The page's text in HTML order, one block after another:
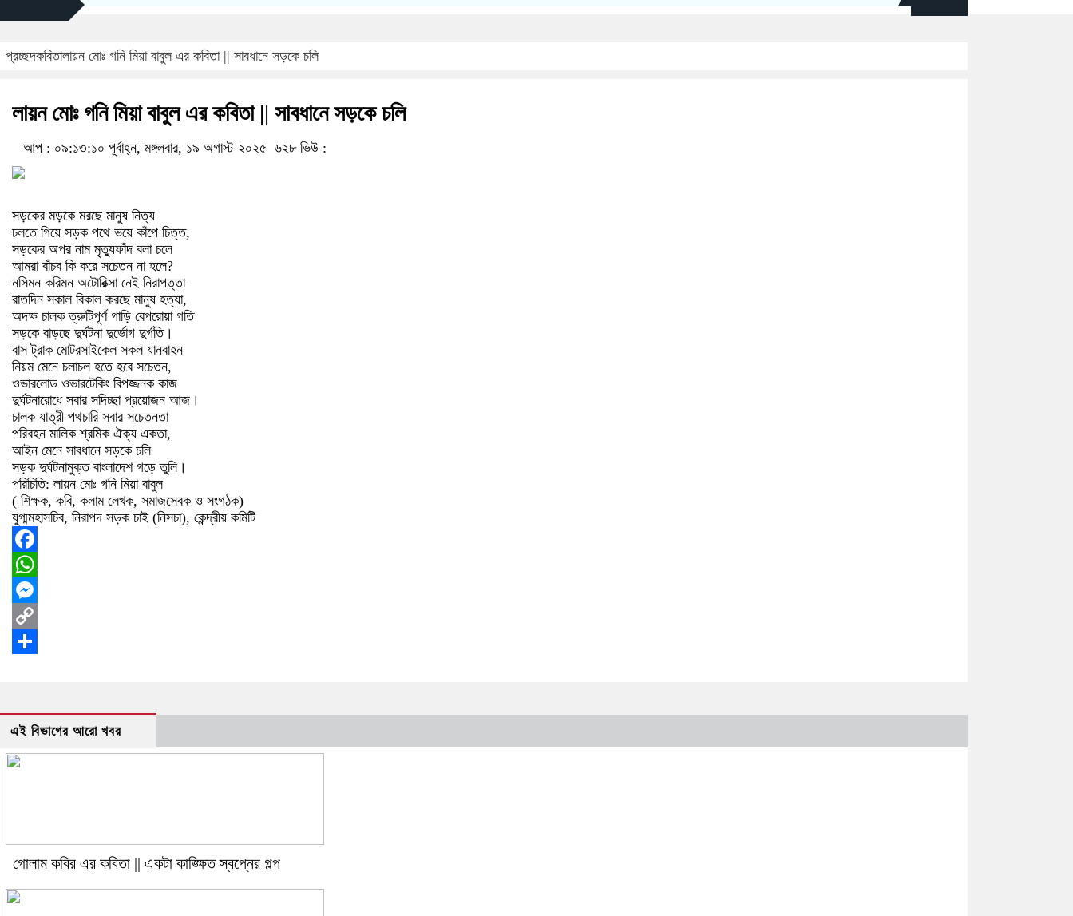
প্রচ্ছদকবিতালায়ন মোঃ গনি মিয়া বাবুল এর কবিতা || সাবধানে সড়কে চলি
লায়ন মোঃ গনি মিয়া বাবুল এর কবিতা || সাবধানে সড়কে চলি
আপ : ০৯:১৩:১০ পূর্বাহ্ন, মঙ্গলবার, ১৯ অগাস্ট ২০২৫ ৬২৮ ভিউ :
সড়কের মড়কে মরছে মানুষ নিত্য
চলতে গিয়ে সড়ক পথে ভয়ে কাঁপে চিত্ত,
সড়কের অপর নাম মৃত্যুফাঁদ বলা চলে
আমরা বাঁচব কি করে সচেতন না হলে?
নসিমন করিমন অটোরিক্সা নেই নিরাপত্তা
রাতদিন সকাল বিকাল করছে মানুষ হত্যা,
অদক্ষ চালক ত্রুটিপূর্ণ গাড়ি বেপরোয়া গতি
সড়কে বাড়ছে দুর্ঘটনা দুর্ভোগ দুর্গতি।
বাস ট্রাক মোটরসাইকেল সকল যানবাহন
নিয়ম মেনে চলাচল হতে হবে সচেতন,
ওভারলোড ওভারটেকিং বিপজ্জনক কাজ
দুর্ঘটনারোধে সবার সদিচ্ছা প্রয়োজন আজ।
চালক যাত্রী পথচারি সবার সচেতনতা
পরিবহন মালিক শ্রমিক ঐক্য একতা,
আইন মেনে সাবধানে সড়কে চলি
সড়ক দুর্ঘটনামুক্ত বাংলাদেশ গড়ে তুলি।
পরিচিতি: লায়ন মোঃ গনি মিয়া বাবুল
( শিক্ষক, কবি, কলাম লেখক, সমাজসেবক ও সংগঠক)
যুগ্মমহাসচিব, নিরাপদ সড়ক চাই (নিসচা), কেন্দ্রীয় কমিটি
Facebook
WhatsApp
Messenger
Copy
এই বিভাগের আরো খবর
গোলাম কবির এর কবিতা || একটা কাঙ্ক্ষিত স্বপ্নের গল্প